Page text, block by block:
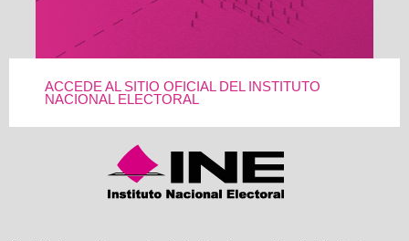
ACCEDE AL SITIO OFICIAL DEL INSTITUTO
NACIONAL ELECTORAL